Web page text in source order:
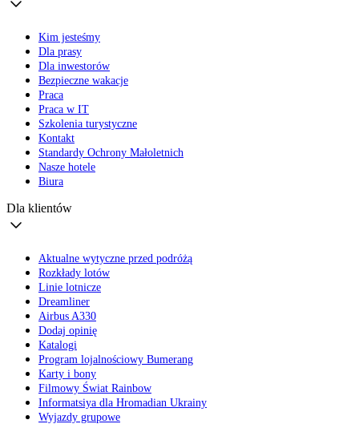
Kim jesteśmy
Dla prasy
Dla inwestorów
Bezpieczne wakacje
Praca
Praca w IT
Szkolenia turystyczne
Kontakt
Standardy Ochrony Małoletnich
Nasze hotele
Biura
Dla klientów
Aktualne wytyczne przed podróżą
Rozkłady lotów
Linie lotnicze
Dreamliner
Airbus A330
Dodaj opinię
Katalogi
Program lojalnościowy Bumerang
Karty i bony
Filmowy Świat Rainbow
Informatsiya dla Hromadian Ukrainy
Wyjazdy grupowe